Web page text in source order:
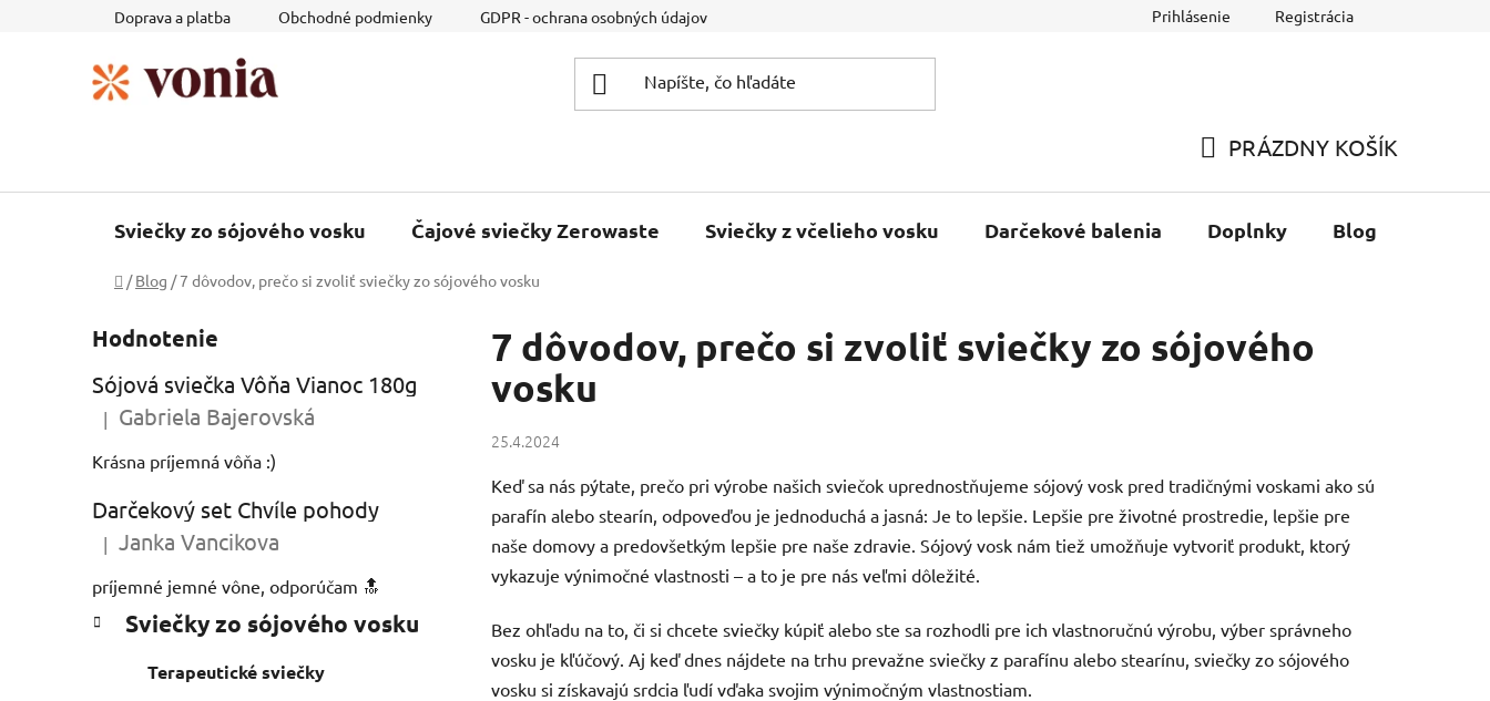
Doprava a platba Obchodné podmienky GDPR - ochrana osobných údajov Veľkoobchod Prírodné esencie
Prihlásenie Registrácia
KOŠÍK
PRÁZDNY KOŠÍK
Sviečky zo sójového vosku Čajové sviečky Zerowaste Sviečky z včelieho vosku Darčekové balenia Doplnky Blog
Domov
/ Blog / 7 dôvodov, prečo si zvoliť sviečky zo sójového vosku
o
č
n
ý
p
n
e
Hodnotenie
Sójová sviečka Vôňa Vianoc 180g
Hodnotenie produktu je 5 z 5 hviezdičiek.
| Gabriela Bajerovská
Krásna príjemná vôňa :)
Darčekový set Chvíle pohody
Hodnotenie produktu je 5 z 5 hviezdičiek.
| Janka Vancikova
príjemné jemné vône, odporúčam 🔝
kategórie
a
Sviečky zo sójového vosku
Terapeutické sviečky
7 dôvodov, prečo si zvoliť sviečky zo sójového
vosku
25.4.2024
Keď sa nás pýtate, prečo pri výrobe našich sviečok uprednostňujeme sójový vosk pred tradičnými voskami ako sú
parafín alebo stearín, odpoveďou je jednoduchá a jasná: Je to lepšie. Lepšie pre životné prostredie, lepšie pre
naše domovy a predovšetkým lepšie pre naše zdravie. Sójový vosk nám tiež umožňuje vytvoriť produkt, ktorý
vykazuje výnimočné vlastnosti – a to je pre nás veľmi dôležité.
Bez ohľadu na to, či si chcete sviečky kúpiť alebo ste sa rozhodli pre ich vlastnoručnú výrobu, výber správneho
vosku je kľúčový. Aj keď dnes nájdete na trhu prevažne sviečky z parafínu alebo stearínu, sviečky zo sójového
vosku si získavajú srdcia ľudí vďaka svojim výnimočným vlastnostiam.